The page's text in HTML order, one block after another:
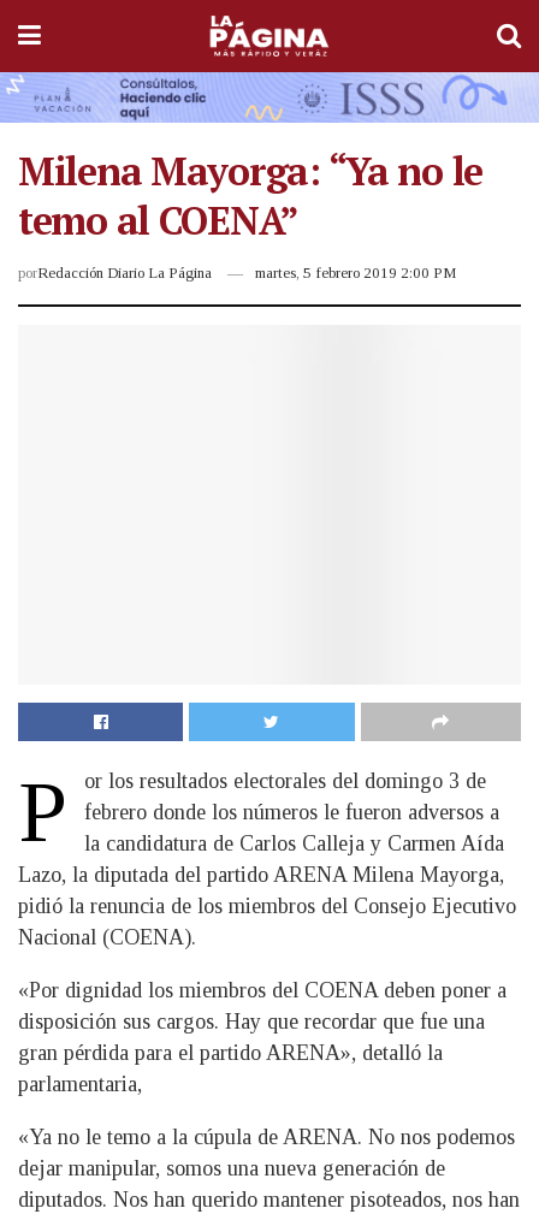
Milena Mayorga: “Ya no le
temo al COENA”
porRedacción Diario La Página martes, 5 febrero 2019 2:00 PM
P
or los resultados electorales del domingo 3 de
febrero donde los números le fueron adversos a
la candidatura de Carlos Calleja y Carmen Aída
Lazo, la diputada del partido ARENA Milena Mayorga,
pidió la renuncia de los miembros del Consejo Ejecutivo
Nacional (COENA).
«Por dignidad los miembros del COENA deben poner a
disposición sus cargos. Hay que recordar que fue una
gran pérdida para el partido ARENA», detalló la
parlamentaria,
«Ya no le temo a la cúpula de ARENA. No nos podemos
dejar manipular, somos una nueva generación de
diputados. Nos han querido mantener pisoteados, nos han